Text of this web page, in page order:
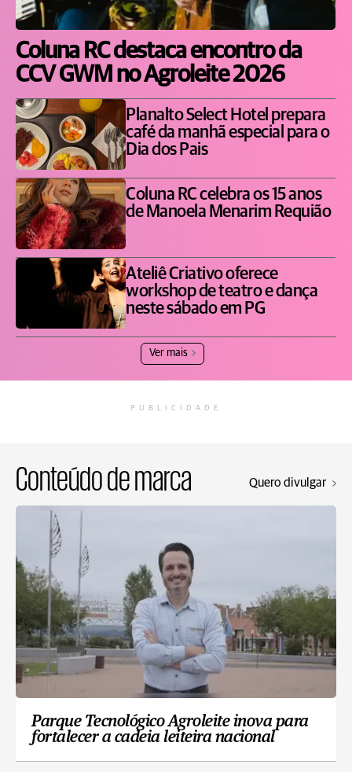
Coluna RC destaca encontro da
CCV GWM no Agroleite 2026
Planalto Select Hotel prepara
café da manhã especial para o
Dia dos Pais
Coluna RC celebra os 15 anos
de Manoela Menarim Requião
Ateliê Criativo oferece
workshop de teatro e dança
neste sábado em PG
Ver mais
PUBLICIDADE
Conteúdo de marca Quero divulgar
Parque Tecnológico Agroleite inova para
fortalecer a cadeia leiteira nacional